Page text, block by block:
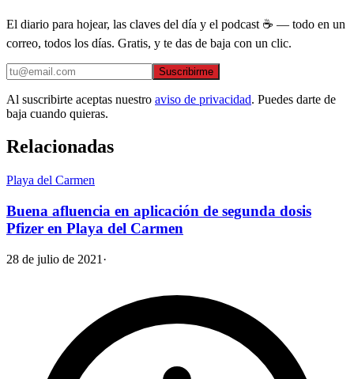
El diario para hojear, las claves del día y el podcast ☕ — todo en un
correo, todos los días. Gratis, y te das de baja con un clic.
Suscribirme
Al suscribirte aceptas nuestro aviso de privacidad. Puedes darte de
baja cuando quieras.
Relacionadas
Playa del Carmen
Buena afluencia en aplicación de segunda dosis
Pfizer en Playa del Carmen
28 de julio de 2021 ·